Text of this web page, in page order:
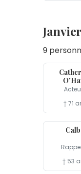
9
30 jan
† 71
4 jan
† 53